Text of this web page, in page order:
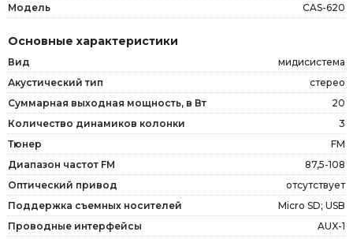
Модель
CAS-620
Основные характеристики
Вид
мидисистема
Акустический тип
стерео
Суммарная выходная мощность, в Вт
20
Количество динамиков колонки
3
Тюнер
FM
Диапазон частот FM
87,5-108
Оптический привод
отсутствует
Поддержка съемных носителей
Micro SD; USB
Проводные интерфейсы
AUX-1